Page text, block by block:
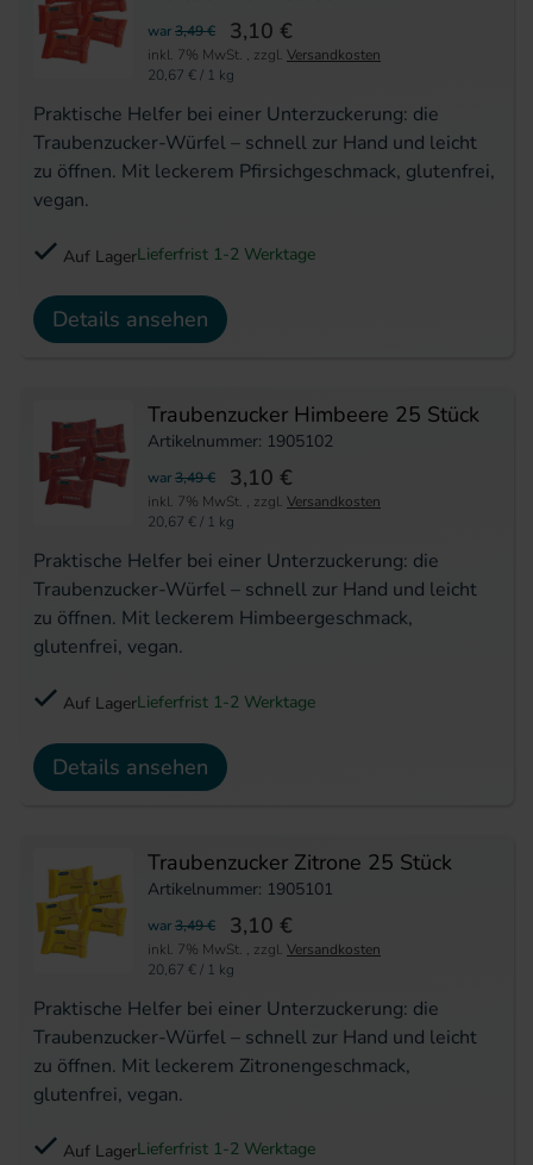
Praktische Helfer bei einer Unterzuckerung: die
Traubenzucker-Würfel – schnell zur Hand und leicht
zu öffnen. Mit leckerem Pfirsichgeschmack, glutenfrei,
vegan.
war3,49 € 3,10 €
inkl. 7% MwSt. , zzgl. Versandkosten
20,67 €/ 1 kg
Auf LagerLieferfrist 1-2 Werktage
Details ansehen
Traubenzucker Himbeere 25 Stück
Artikelnummer: 1905102
Praktische Helfer bei einer Unterzuckerung: die
Traubenzucker-Würfel – schnell zur Hand und leicht
zu öffnen. Mit leckerem Himbeergeschmack,
glutenfrei, vegan.
war3,49 € 3,10 €
inkl. 7% MwSt. , zzgl. Versandkosten
20,67 €/ 1 kg
Auf LagerLieferfrist 1-2 Werktage
Details ansehen
Traubenzucker Zitrone 25 Stück
Artikelnummer: 1905101
Praktische Helfer bei einer Unterzuckerung: die
Traubenzucker-Würfel – schnell zur Hand und leicht
zu öffnen. Mit leckerem Zitronengeschmack,
glutenfrei, vegan.
war3,49 € 3,10 €
inkl. 7% MwSt. , zzgl. Versandkosten
20,67 €/ 1 kg
Auf LagerLieferfrist 1-2 Werktage